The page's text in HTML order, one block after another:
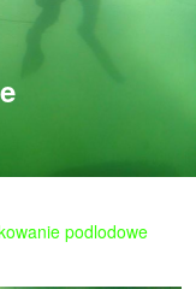
podlodowe